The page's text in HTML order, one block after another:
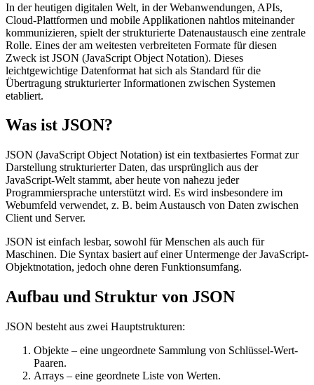
In der heutigen digitalen Welt, in der Webanwendungen, APIs,
Cloud-Plattformen und mobile Applikationen nahtlos miteinander
kommunizieren, spielt der strukturierte Datenaustausch eine zentrale
Rolle. Eines der am weitesten verbreiteten Formate für diesen
Zweck ist JSON (JavaScript Object Notation). Dieses
leichtgewichtige Datenformat hat sich als Standard für die
Übertragung strukturierter Informationen zwischen Systemen
etabliert.
Was ist JSON?
JSON (JavaScript Object Notation) ist ein textbasiertes Format zur
Darstellung strukturierter Daten, das ursprünglich aus der
JavaScript-Welt stammt, aber heute von nahezu jeder
Programmiersprache unterstützt wird. Es wird insbesondere im
Webumfeld verwendet, z. B. beim Austausch von Daten zwischen
Client und Server.
JSON ist einfach lesbar, sowohl für Menschen als auch für
Maschinen. Die Syntax basiert auf einer Untermenge der JavaScript-
Objektnotation, jedoch ohne deren Funktionsumfang.
Aufbau und Struktur von JSON
JSON besteht aus zwei Hauptstrukturen:
Objekte – eine ungeordnete Sammlung von Schlüssel-Wert-
Paaren.
Arrays – eine geordnete Liste von Werten.